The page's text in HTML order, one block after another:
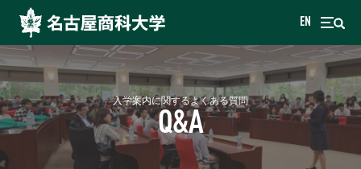
EN
入学案内に関するよくある質問
Q&A